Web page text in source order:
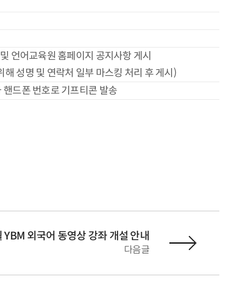
언어교육원 홈페이지 공지사항 게시
성명 및 연락처 일부 마스킹 처리 후 게시)
핸드폰 번호로 기프티콘 발송
다음글
외국어 동영상 강좌 개설 안내